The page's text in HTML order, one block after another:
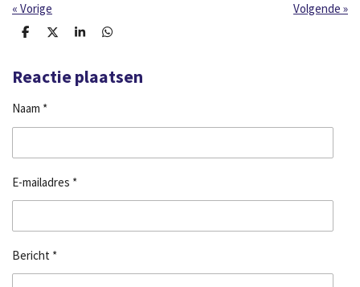
« Vorige Volgende »
D
e
n
D
l
S
r
e
D
e
n
Reactie plaatsen
Naam *
E-mailadres *
Bericht *